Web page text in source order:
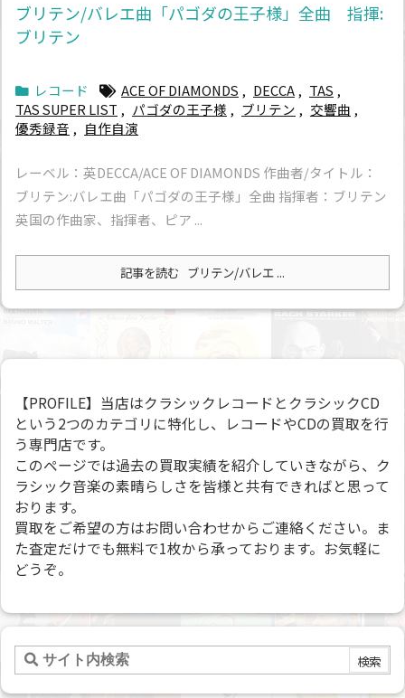
ブリテン/バレエ曲「パゴダの王子様」全曲 指揮:
ブリテン
レコード ACE OF DIAMONDS , DECCA , TAS ,
TAS SUPER LIST , パゴダの王子様 , ブリテン , 交響曲 ,
優秀録音 , 自作自演
レーベル：英DECCA/ACE OF DIAMONDS 作曲者/タイトル：
ブリテン:バレエ曲「パゴダの王子様」全曲 指揮者：ブリテン
英国の作曲家、指揮者、ピア ...
記事を読む ブリテン/バレエ ...
【PROFILE】当店はクラシックレコードとクラシックCD
という2つのカテゴリに特化し、レコードやCDの買取を行
う専門店です。
このページでは過去の買取実績を紹介していきながら、ク
ラシック音楽の素晴らしさを皆様と共有できればと思って
おります。
買取をご希望の方はお問い合わせからご連絡ください。ま
た査定だけでも無料で1枚から承っております。お気軽に
どうぞ。